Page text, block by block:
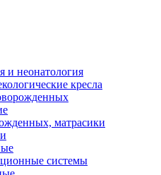
и неонатология
креслa
матрасики
системы